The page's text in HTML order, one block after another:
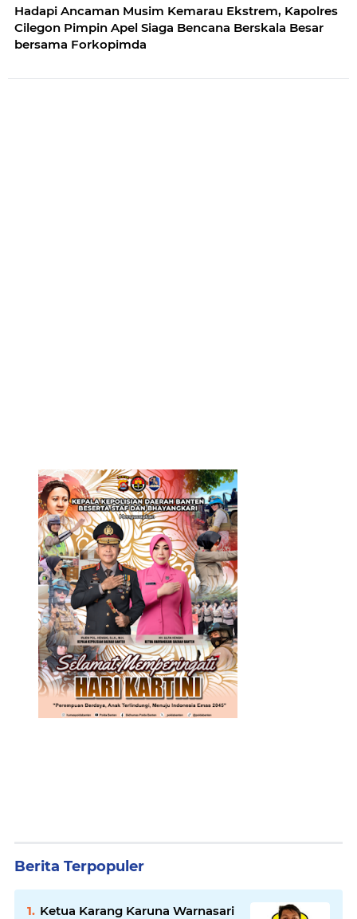
Hadapi Ancaman Musim Kemarau Ekstrem, Kapolres
Cilegon Pimpin Apel Siaga Bencana Berskala Besar
bersama Forkopimda
Berita Terpopuler
Ketua Karang Karuna Warnasari